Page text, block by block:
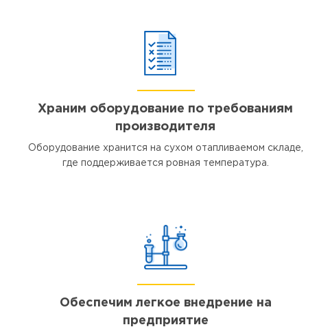
Храним оборудование по требованиям
производителя
Оборудование хранится на сухом отапливаемом складе,
где поддерживается ровная температура.
Обеспечим легкое внедрение на
предприятие